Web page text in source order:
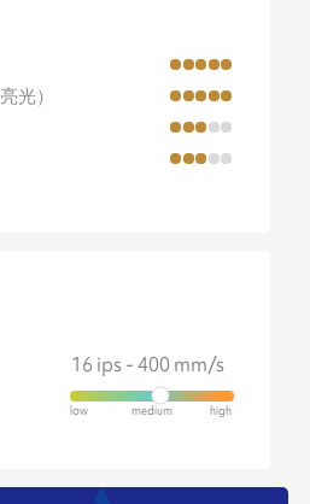
光）
16 ips - 400 mm/s